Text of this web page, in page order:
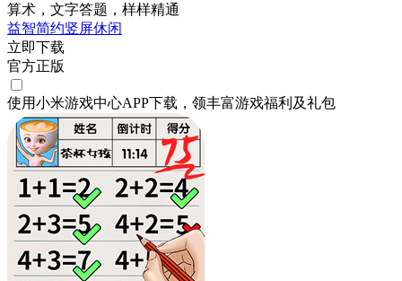
算术，文字答题，样样精通
益智简约竖屏休闲
立即下载
官方正版
使用小米游戏中心APP下载 ，领丰富游戏福利 及礼包